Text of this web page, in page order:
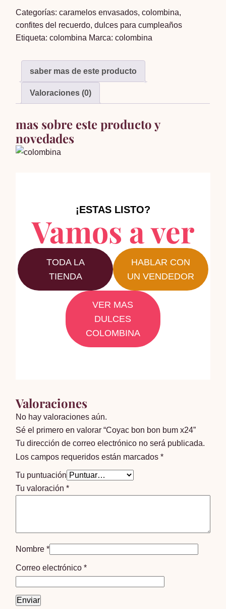
bum
x24
cantidad
Categorías:caramelos envasados,colombina,
confites del recuerdo,dulces para cumpleaños
Etiqueta:colombina Marca:colombina
saber mas de este producto
Valoraciones (0)
mas sobre este producto y
novedades
¡ESTAS LISTO?
Vamos a ver
TODA LA
TIENDA
HABLAR CON
UN VENDEDOR
VER MAS
DULCES
COLOMBINA
Valoraciones
No hay valoraciones aún.
Sé el primero en valorar “Coyac bon bon bum x24”
Tu dirección de correo electrónico no será publicada.
Los campos requeridos están marcados*
Tu puntuación
Tu valoración*
Nombre*
Correo electrónico*